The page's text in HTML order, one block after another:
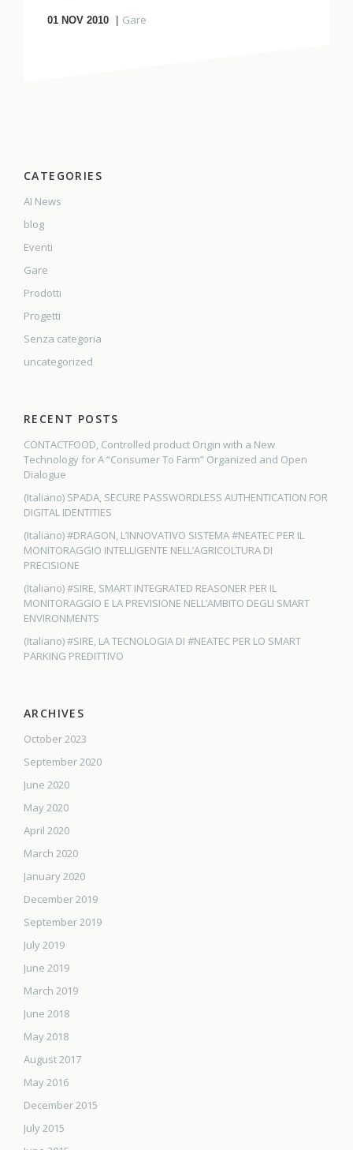
01 NOV 2010 Gare
CATEGORIES
AI News
blog
Eventi
Gare
Prodotti
Progetti
Senza categoria
uncategorized
RECENT POSTS
CONTACTFOOD, Controlled product Origin with a New
Technology for A “Consumer To Farm” Organized and Open
Dialogue
(Italiano) SPADA, SECURE PASSWORDLESS AUTHENTICATION FOR
DIGITAL IDENTITIES
(Italiano) #DRAGON, L’INNOVATIVO SISTEMA #NEATEC PER IL
MONITORAGGIO INTELLIGENTE NELL’AGRICOLTURA DI
PRECISIONE
(Italiano) #SIRE, SMART INTEGRATED REASONER PER IL
MONITORAGGIO E LA PREVISIONE NELL’AMBITO DEGLI SMART
ENVIRONMENTS
(Italiano) #SIRE, LA TECNOLOGIA DI #NEATEC PER LO SMART
PARKING PREDITTIVO
ARCHIVES
October 2023
September 2020
June 2020
May 2020
April 2020
March 2020
January 2020
December 2019
September 2019
July 2019
June 2019
March 2019
June 2018
May 2018
August 2017
May 2016
December 2015
July 2015